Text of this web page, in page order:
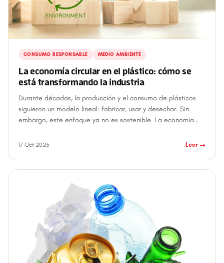
CONSUMO RESPONSABLE MEDIO AMBIENTE
La economía circular en el plástico: cómo se
está transformando la industria
Durante décadas, la producción y el consumo de plásticos
siguieron un modelo lineal: fabricar, usar y desechar. Sin
embargo, este enfoque ya no es sostenible. La economía
circular busca cerrar ese cic...
17 Oct 2025 Leer →